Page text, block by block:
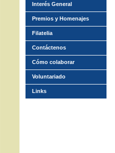
Interés General
Premios y Homenajes
Filatelia
Contáctenos
Cómo colaborar
Voluntariado
Links